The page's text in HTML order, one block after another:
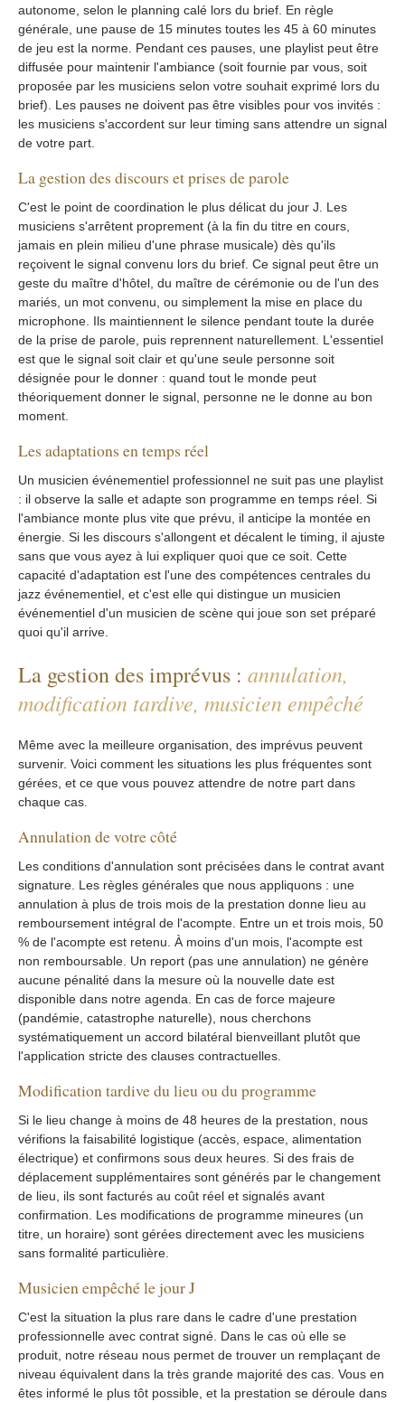
autonome, selon le planning calé lors du brief. En règle
générale, une pause de 15 minutes toutes les 45 à 60 minutes
de jeu est la norme. Pendant ces pauses, une playlist peut être
diffusée pour maintenir l'ambiance (soit fournie par vous, soit
proposée par les musiciens selon votre souhait exprimé lors du
brief). Les pauses ne doivent pas être visibles pour vos invités :
les musiciens s'accordent sur leur timing sans attendre un signal
de votre part.
La gestion des discours et prises de parole
C'est le point de coordination le plus délicat du jour J. Les
musiciens s'arrêtent proprement (à la fin du titre en cours,
jamais en plein milieu d'une phrase musicale) dès qu'ils
reçoivent le signal convenu lors du brief. Ce signal peut être un
geste du maître d'hôtel, du maître de cérémonie ou de l'un des
mariés, un mot convenu, ou simplement la mise en place du
microphone. Ils maintiennent le silence pendant toute la durée
de la prise de parole, puis reprennent naturellement. L'essentiel
est que le signal soit clair et qu'une seule personne soit
désignée pour le donner : quand tout le monde peut
théoriquement donner le signal, personne ne le donne au bon
moment.
Les adaptations en temps réel
Un musicien événementiel professionnel ne suit pas une playlist
: il observe la salle et adapte son programme en temps réel. Si
l'ambiance monte plus vite que prévu, il anticipe la montée en
énergie. Si les discours s'allongent et décalent le timing, il ajuste
sans que vous ayez à lui expliquer quoi que ce soit. Cette
capacité d'adaptation est l'une des compétences centrales du
jazz événementiel, et c'est elle qui distingue un musicien
événementiel d'un musicien de scène qui joue son set préparé
quoi qu'il arrive.
La gestion des imprévus : annulation,
modification tardive, musicien empêché
Même avec la meilleure organisation, des imprévus peuvent
survenir. Voici comment les situations les plus fréquentes sont
gérées, et ce que vous pouvez attendre de notre part dans
chaque cas.
Annulation de votre côté
Les conditions d'annulation sont précisées dans le contrat avant
signature. Les règles générales que nous appliquons : une
annulation à plus de trois mois de la prestation donne lieu au
remboursement intégral de l'acompte. Entre un et trois mois, 50
% de l'acompte est retenu. À moins d'un mois, l'acompte est
non remboursable. Un report (pas une annulation) ne génère
aucune pénalité dans la mesure où la nouvelle date est
disponible dans notre agenda. En cas de force majeure
(pandémie, catastrophe naturelle), nous cherchons
systématiquement un accord bilatéral bienveillant plutôt que
l'application stricte des clauses contractuelles.
Modification tardive du lieu ou du programme
Si le lieu change à moins de 48 heures de la prestation, nous
vérifions la faisabilité logistique (accès, espace, alimentation
électrique) et confirmons sous deux heures. Si des frais de
déplacement supplémentaires sont générés par le changement
de lieu, ils sont facturés au coût réel et signalés avant
confirmation. Les modifications de programme mineures (un
titre, un horaire) sont gérées directement avec les musiciens
sans formalité particulière.
Musicien empêché le jour J
C'est la situation la plus rare dans le cadre d'une prestation
professionnelle avec contrat signé. Dans le cas où elle se
produit, notre réseau nous permet de trouver un remplaçant de
niveau équivalent dans la très grande majorité des cas. Vous en
êtes informé le plus tôt possible, et la prestation se déroule dans